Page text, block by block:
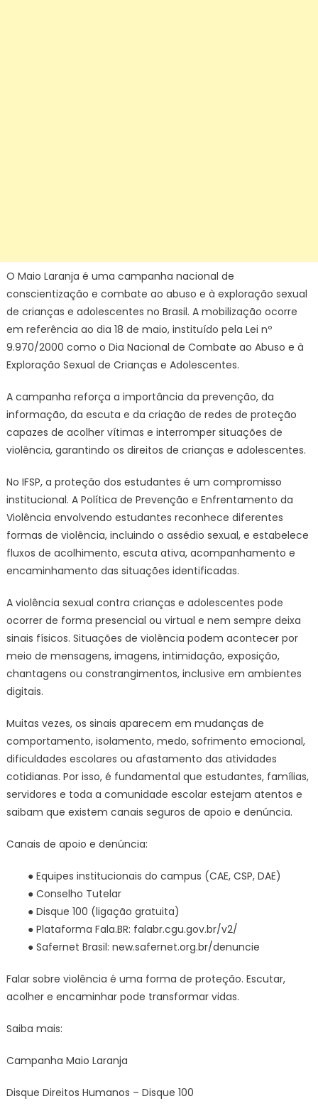
O Maio Laranja é uma campanha nacional de
conscientização e combate ao abuso e à exploração sexual
de crianças e adolescentes no Brasil. A mobilização ocorre
em referência ao dia 18 de maio, instituído pela Lei nº
9.970/2000 como o Dia Nacional de Combate ao Abuso e à
Exploração Sexual de Crianças e Adolescentes.
A campanha reforça a importância da prevenção, da
informação, da escuta e da criação de redes de proteção
capazes de acolher vítimas e interromper situações de
violência, garantindo os direitos de crianças e adolescentes.
No IFSP, a proteção dos estudantes é um compromisso
institucional. A Política de Prevenção e Enfrentamento da
Violência envolvendo estudantes reconhece diferentes
formas de violência, incluindo o assédio sexual, e estabelece
fluxos de acolhimento, escuta ativa, acompanhamento e
encaminhamento das situações identificadas.
A violência sexual contra crianças e adolescentes pode
ocorrer de forma presencial ou virtual e nem sempre deixa
sinais físicos. Situações de violência podem acontecer por
meio de mensagens, imagens, intimidação, exposição,
chantagens ou constrangimentos, inclusive em ambientes
digitais.
Muitas vezes, os sinais aparecem em mudanças de
comportamento, isolamento, medo, sofrimento emocional,
dificuldades escolares ou afastamento das atividades
cotidianas. Por isso, é fundamental que estudantes, famílias,
servidores e toda a comunidade escolar estejam atentos e
saibam que existem canais seguros de apoio e denúncia.
Canais de apoio e denúncia:
● Equipes institucionais do campus (CAE, CSP, DAE)
● Conselho Tutelar
● Disque 100 (ligação gratuita)
● Plataforma Fala.BR: falabr.cgu.gov.br/v2/
● Safernet Brasil: new.safernet.org.br/denuncie
Falar sobre violência é uma forma de proteção. Escutar,
acolher e encaminhar pode transformar vidas.
Saiba mais:
Campanha Maio Laranja
Disque Direitos Humanos – Disque 100